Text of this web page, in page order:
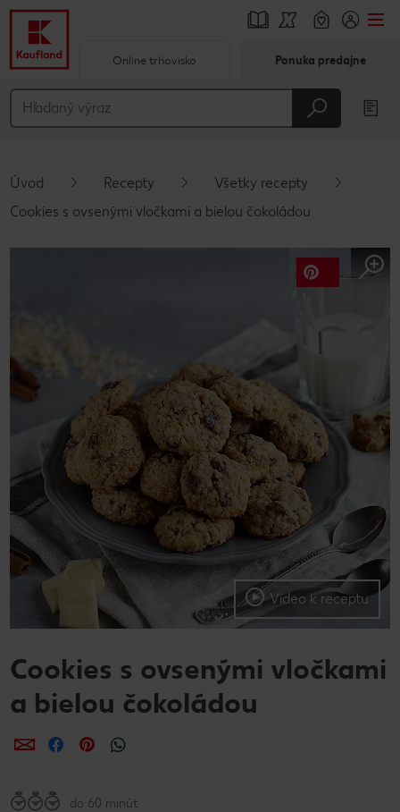
Hlavný obsah
Vyskakovací bočný panel
Online trhovisko Ponuka predajne
Úvod Recepty
Všetky recepty
Cookies s ovsenými vločkami a bielou čokoládou
Video k receptu
Cookies s ovsenými vločkami
a bielou čokoládou
ZdieľaťZdieľaťZdieľať
do 60 minút